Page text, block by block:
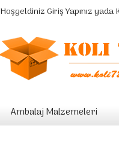
HoşgeldinizGiriş Yapınızyada
Ambalaj Malzemeleri